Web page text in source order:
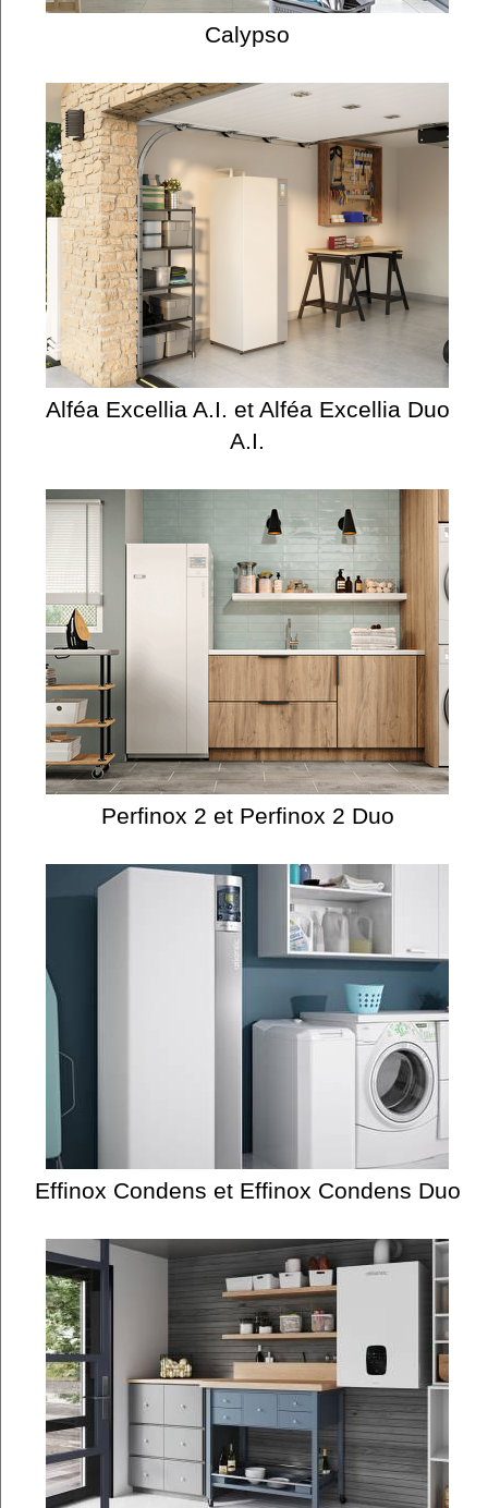
Calypso
Alféa Excellia A.I. et Alféa Excellia Duo
A.I.
Perfinox 2 et Perfinox 2 Duo
Effinox Condens et Effinox Condens Duo